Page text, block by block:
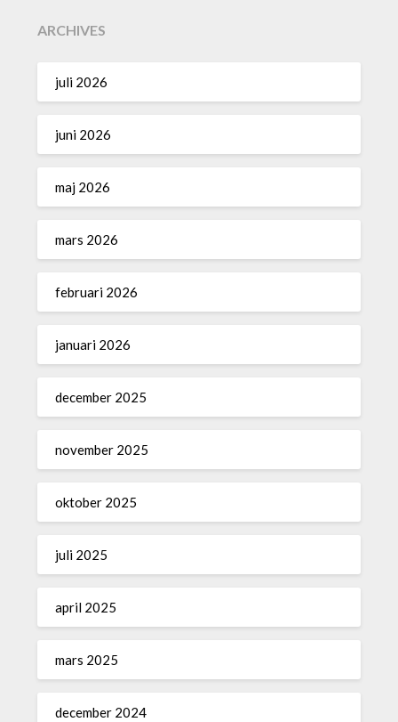
ARCHIVES
juli 2026
juni 2026
maj 2026
mars 2026
februari 2026
januari 2026
december 2025
november 2025
oktober 2025
juli 2025
april 2025
mars 2025
december 2024